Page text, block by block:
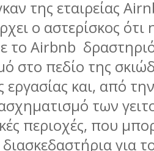
της εταιρείας
ο αστερίσκος
το Airbnb
στο πεδίο της
εργασίας και, από
των
περιοχές, που
για